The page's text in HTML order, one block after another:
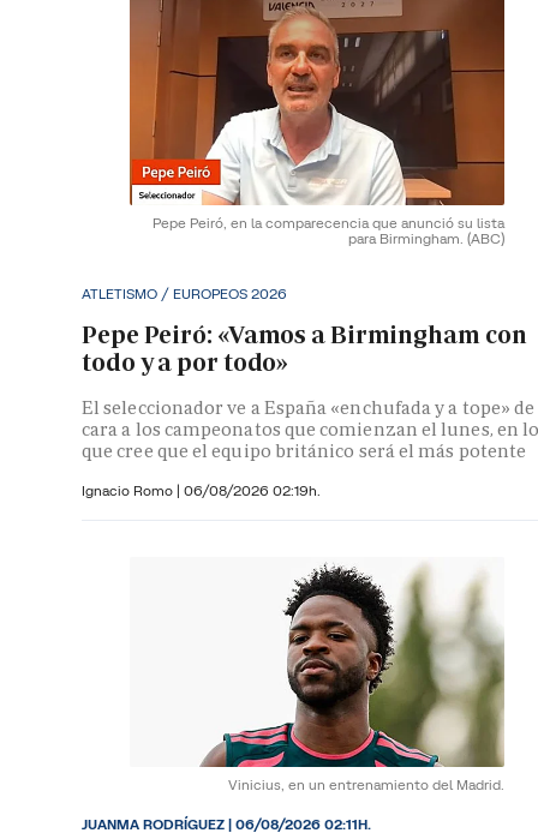
Pepe Peiró, en la comparecencia que anunció su lista
para Birmingham. (ABC)
ATLETISMO / EUROPEOS 2026
Pepe Peiró: «Vamos a Birmingham con
todo y a por todo»
El seleccionador ve a España «enchufada y a tope» de
cara a los campeonatos que comienzan el lunes, en
que cree que el equipo británico será el más potente
Ignacio Romo | 06/08/2026 02:19h.
Vinicius, en un entrenamiento del Madrid.
JUANMA RODRÍGUEZ|06/08/2026 02:11H.